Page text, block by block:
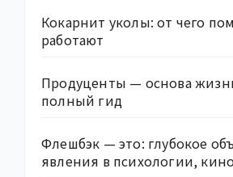
Кокарнит уколы: от чего
работают
Продуценты — основа
полный гид
Флешбэк — это: глубокое
явления в психологии,